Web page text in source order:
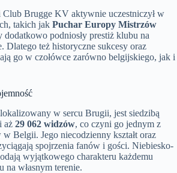
Club Brugge KV aktywnie uczestniczył w
takich jak Puchar Europy Mistrzów
dodatkowo podniosły prestiż klubu na
Dlatego też historyczne sukcesy oraz
go w czołówce zarówno belgijskiego, jak i
w sercu Brugii, jest siedzibą
aż 29 062 widzów, co czyni go jednym z
Belgii. Jego niecodzienny kształt oraz
spojrzenia fanów i gości. Niebiesko-
wyjątkowego charakteru każdemu
na własnym terenie.